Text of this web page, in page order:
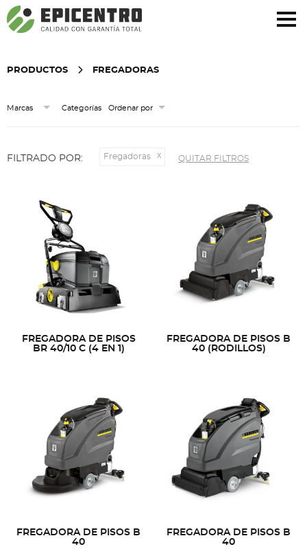
¿Olvidó su contraseña?Regístrese aquí
PRODUCTOS FREGADORAS
Marcas Categorías Ordenar por
FILTRADO POR: Fregadoras QUITAR FILTROS
FREGADORA DE PISOS
BR 40/10 C (4 EN 1)
FREGADORA DE PISOS B
40 (RODILLOS)
FREGADORA DE PISOS B
40
FREGADORA DE PISOS B
40